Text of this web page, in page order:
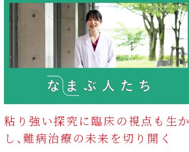
粘り強い探究に臨床の視点も生か
し、難病治療の未来を切り開く